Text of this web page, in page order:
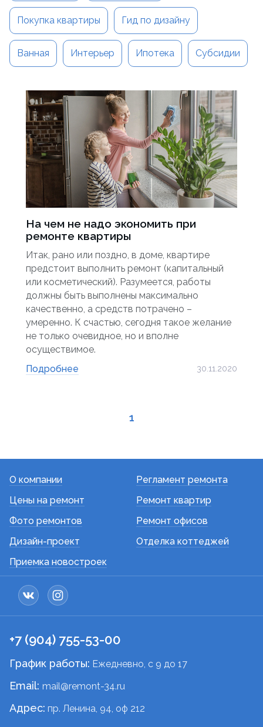
Покупка квартиры Гид по дизайну
Ванная Интерьер Ипотека Субсидии
На чем не надо экономить при
ремонте квартиры
Итак, рано или поздно, в доме, квартире
предстоит выполнить ремонт (капитальный
или косметический). Разумеется, работы
должны быть выполнены максимально
качественно, а средств потрачено –
умеренно. К счастью, сегодня такое желание
не только очевидное, но и вполне
осуществимое.
Подробнее
30.11.2020
1
О компании
Цены на ремонт
Фото ремонтов
Дизайн-проект
Приемка новостроек
Регламент ремонта
Ремонт квартир
Ремонт офисов
Отделка коттеджей
+7 (904) 755-53-00
График работы: Ежедневно, c 9 до 17
Email: mail@remont-34.ru
Адрес: пр. Ленина, 94, оф 212